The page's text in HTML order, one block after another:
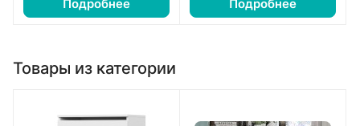
Подробнее Подробнее
Товары из категории